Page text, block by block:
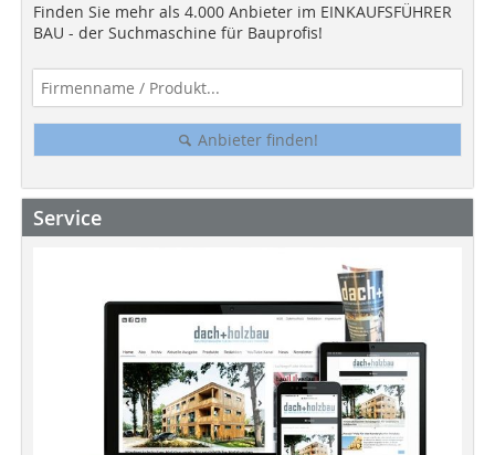
Finden Sie mehr als 4.000 Anbieter im EINKAUFSFÜHRER
BAU - der Suchmaschine für Bauprofis!
Anbieter finden!
Service